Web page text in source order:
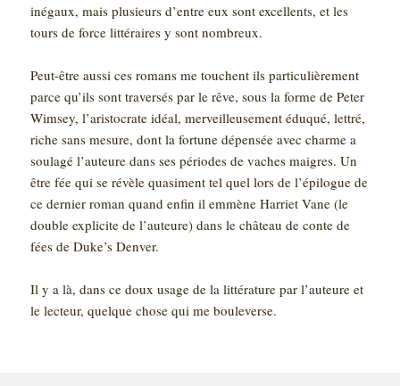
inégaux, mais plusieurs d’entre eux sont excellents, et les
tours de force littéraires y sont nombreux.
Peut-être aussi ces romans me touchent ils particulièrement
parce qu’ils sont traversés par le rêve, sous la forme de Peter
Wimsey, l’aristocrate idéal, merveilleusement éduqué, lettré,
riche sans mesure, dont la fortune dépensée avec charme a
soulagé l’auteure dans ses périodes de vaches maigres. Un
être fée qui se révèle quasiment tel quel lors de l’épilogue de
ce dernier roman quand enfin il emmène Harriet Vane (le
double explicite de l’auteure) dans le château de conte de
fées de Duke’s Denver.
Il y a là, dans ce doux usage de la littérature par l’auteure et
le lecteur, quelque chose qui me bouleverse.